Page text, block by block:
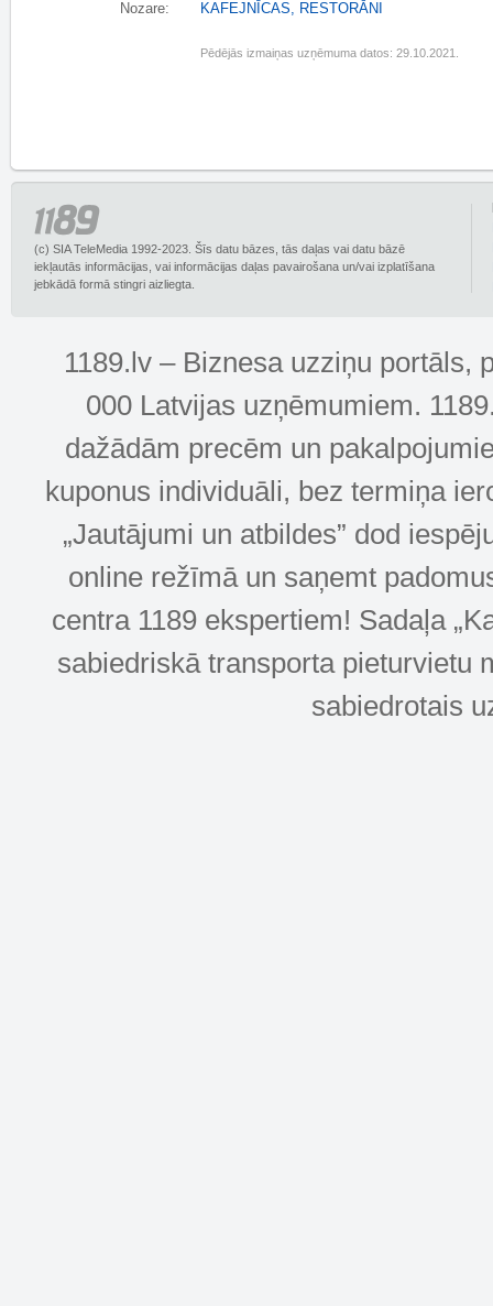
Nozare: KAFEJNĪCAS, RESTORĀNI
Pēdējās izmaiņas uzņēmuma datos: 29.10.2021.
(c) SIA TeleMedia 1992-2023. Šīs datu bāzes, tās daļas vai datu bāzē
iekļautās informācijas, vai informācijas daļas pavairošana un/vai izplatīšana
jebkādā formā stingri aizliegta.
1189.lv – Biznesa uzziņu portāls,
000 Latvijas uzņēmumiem.
dažādām precēm un
kuponus individuāli, bez termiņa
„Jautājumi un atbildes” dod
online režīmā un saņemt
centra 1189 ekspertiem! Sadaļa
sabiedriskā transporta pieturvietu
sabiedrotais